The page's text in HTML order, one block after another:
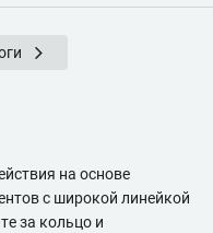
на основе
с широкой линейкой
за кольцо и